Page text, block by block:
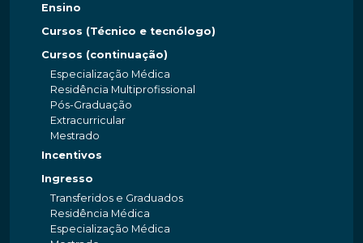
Ensino
Cursos (Técnico e tecnólogo)
Cursos (continuação)
Especialização Médica
Residência Multiprofissional
Pós-Graduação
Extracurricular
Mestrado
Incentivos
Ingresso
Transferidos e Graduados
Residência Médica
Especialização Médica